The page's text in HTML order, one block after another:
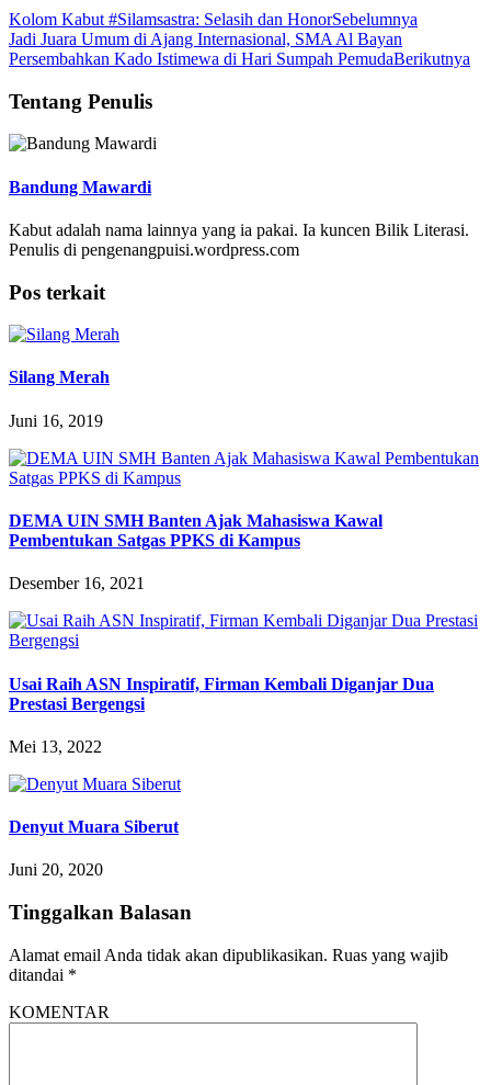
Kolom Kabut #Silamsastra: Selasih dan HonorSebelumnya
Jadi Juara Umum di Ajang Internasional, SMA Al Bayan
Persembahkan Kado Istimewa di Hari Sumpah PemudaBerikutnya
Tentang Penulis
Bandung Mawardi
Kabut adalah nama lainnya yang ia pakai. Ia kuncen Bilik Literasi.
Penulis di pengenangpuisi.wordpress.com
Pos terkait
Silang Merah
Juni 16, 2019
DEMA UIN SMH Banten Ajak Mahasiswa Kawal
Pembentukan Satgas PPKS di Kampus
Desember 16, 2021
Usai Raih ASN Inspiratif, Firman Kembali Diganjar Dua
Prestasi Bergengsi
Mei 13, 2022
Denyut Muara Siberut
Juni 20, 2020
Tinggalkan Balasan
Alamat email Anda tidak akan dipublikasikan. Ruas yang wajib
ditandai *
KOMENTAR